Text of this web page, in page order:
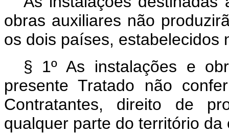
obras auxiliares não
os dois países, estabelecidos
§ 1º As instalações e
presente Tratado não
Contratantes, direito de
qualquer parte do território da